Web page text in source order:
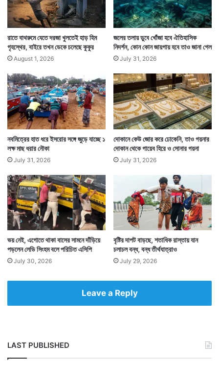
উত্তরাখণ্ডের কাশীপুরের বাসিন্দা চৌধুরি পরিবার অবশ্য সিমরনের
এই কাণ্ড মেনে নিয়েছে। তবে এক কৃষকের মেয়ের এই প্রথা
ভাঙার সাহসকে অনেকে যেমন কুর্নিশ জানাচ্ছেন, তেমনই আবার
অনেকেই মেনে নিতে পারছেন না এমন সনাতনি প্রথা ভাঙা
বিয়েকে। — সংবাদ সংস্থার সাহায্য নিয়ে লেখা
রাতে বাথরুমে যেতে দরজা খুলতেই হাড় হিম
গৃহস্থের, বাইরে তখন ডেকে চলেছে কুকুর
August 1, 2026
জলের তলায় ডুবে খোঁজা হবে ঐতিহাসিক
নিদর্শন, কোন কোন জায়গায় হবে তাও জানা গেল
July 31, 2026
নবমিত্রের হাত ধরে ইসরোর সঙ্গে জুড়ে যাচ্ছে ১
লক্ষ মাছ ধরার নৌকা
July 31, 2026
দোকানে কেউ জোর করে ঢোকেনি, তাও গয়নার
দোকান থেকে গায়েব হিরে ও সোনার গয়না
July 31, 2026
ভয় নেই, এগোতে থাকা বাসের সামনে দাঁড়িয়ে
পড়লেন লেডি সিংহম বলে পরিচিত এসিপি
July 30, 2026
বৃষ্টির দাপট বাড়ছে, শতাধিক রাস্তায় যান
চলাচল বন্ধ, বন্ধ তীর্থযাত্রাও
July 29, 2026
Leave a Reply
LAST PUBLISHED